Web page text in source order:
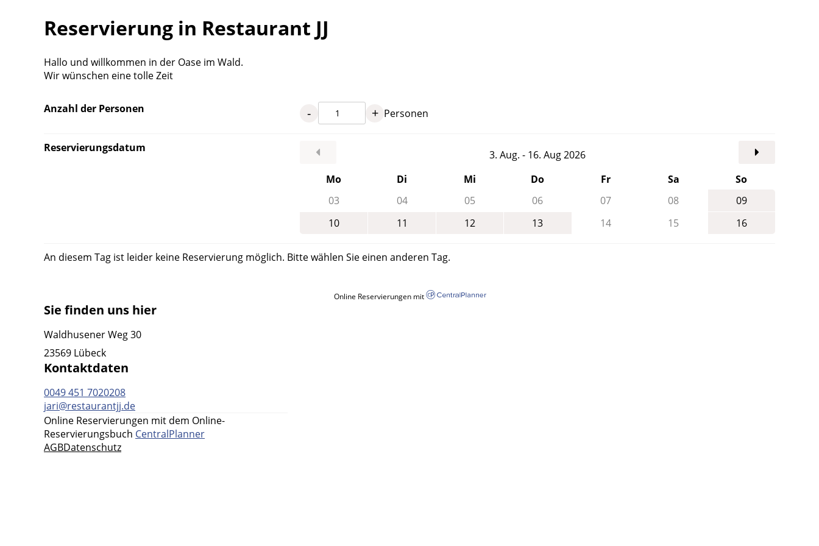
Reservierung in Restaurant JJ
Hallo und willkommen in der Oase im Wald.
Wir wünschen eine tolle Zeit
Anzahl der Personen - + Personen
Reservierungsdatum
3. Aug. - 16. Aug 2026
Mo
Di Mi Do Fr Sa
So
03
04 05 06 07 08
09
10
11 12 13 14 15 16
An diesem Tag ist leider keine Reservierung möglich. Bitte wählen Sie einen anderen Tag.
Online Reservierungen mit
Sie finden uns hier
Waldhusener Weg 30
23569 Lübeck
Kontaktdaten
0049 451 7020208
jari@restaurantjj.de
Online Reservierungen mit dem Online-
Reservierungsbuch CentralPlanner
AGBDatenschutz